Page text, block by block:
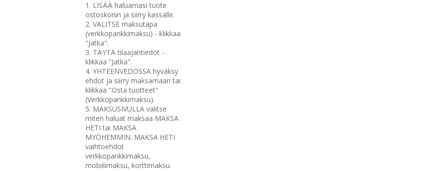
1. LISÄÄ haluamasi tuote
ostoskoriin ja siirry kassalle.
2. VALITSE maksutapa
(verkkopankkimaksu) - klikkaa
"Jatka".
3. TÄYTÄ tilaajantiedot -
klikkaa "Jatka".
4. YHTEENVEDOSSA hyväksy
ehdot ja siirry maksamaan tai
klikkaa "Osta tuotteet"
(Verkkopankkimaksu).
5. MAKSUSIVULLA valitse
miten haluat maksaa MAKSA
HETI tai MAKSA
MYÖHEMMIN. MAKSA HETI
vaihtoehdot
verkkopankkimaksu,
mobiilimaksu, korttimaksu.